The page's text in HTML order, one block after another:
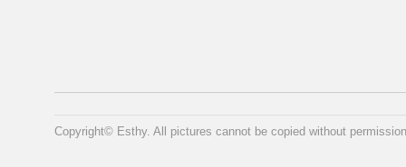
Copyright© Esthy. All pictures cannot be copied without